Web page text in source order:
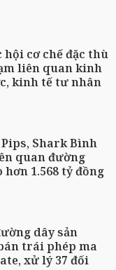
cơ chế đặc thù
liên quan kinh
kinh tế tư nhân
Shark Bình
quan đường
hơn 1.568 tỷ đồng
dây sản
trái phép ma
xử lý 37 đối